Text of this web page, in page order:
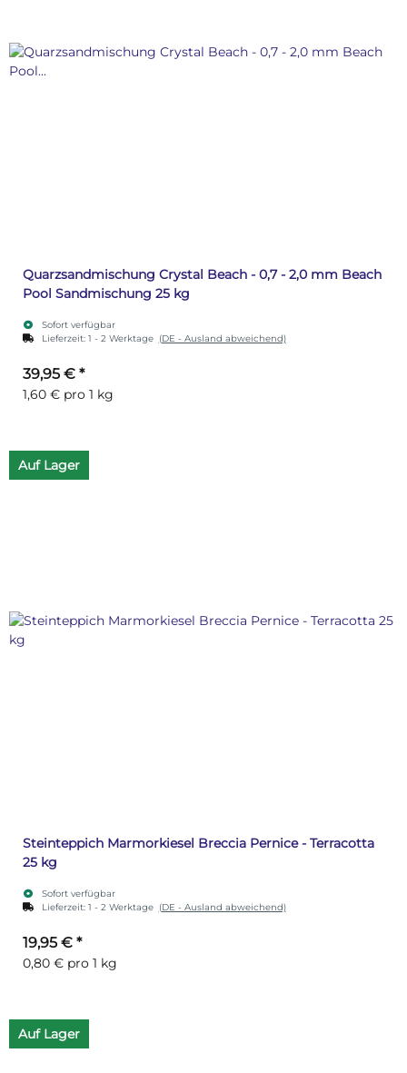
Quarzsandmischung Crystal Beach - 0,7 - 2,0 mm Beach
Pool Sandmischung 25 kg
Sofort verfügbar
Lieferzeit: 1 - 2 Werktage (DE - Ausland abweichend)
39,95 € *
1,60 € pro 1 kg
Auf Lager
Steinteppich Marmorkiesel Breccia Pernice - Terracotta
25 kg
Sofort verfügbar
Lieferzeit: 1 - 2 Werktage (DE - Ausland abweichend)
19,95 € *
0,80 € pro 1 kg
Auf Lager